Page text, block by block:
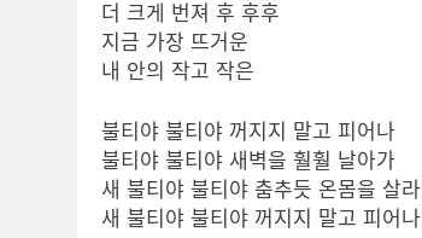
더 크게 번져 후 후후
지금 가장 뜨거운
내 안의 작고 작은
불티야 불티야 꺼지지 말고 피어나
불티야 불티야 새벽을 훨훨 날아가
새 불티야 불티야 춤추듯 온몸을 살라
새 불티야 불티야 꺼지지 말고 피어나